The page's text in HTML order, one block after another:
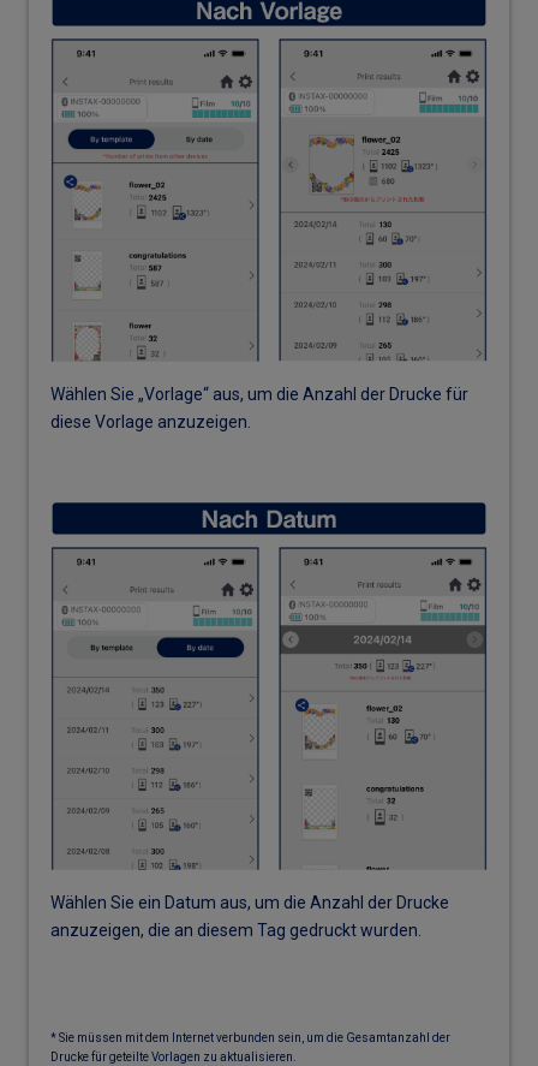
Wählen Sie „Vorlage“ aus, um die Anzahl der Drucke für
diese Vorlage anzuzeigen.
Wählen Sie ein Datum aus, um die Anzahl der Drucke
anzuzeigen, die an diesem Tag gedruckt wurden.
* Sie müssen mit dem Internet verbunden sein, um die Gesamtanzahl der
Drucke für geteilte Vorlagen zu aktualisieren.